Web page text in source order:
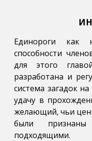
Единороги как
способности
для этого
разработана и
система загадок
удачу в
желающий, чьи
были признаны
подходящими.